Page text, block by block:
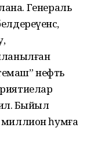
Генераль
нефть
Быйыл
һумға